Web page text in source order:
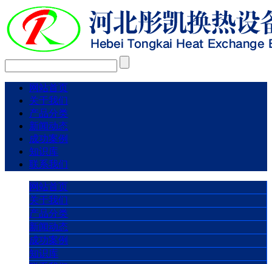
网站首页
关于我们
产品分类
新闻动态
成功案例
知识库
联系我们
网站首页
关于我们
产品分类
新闻动态
成功案例
知识库